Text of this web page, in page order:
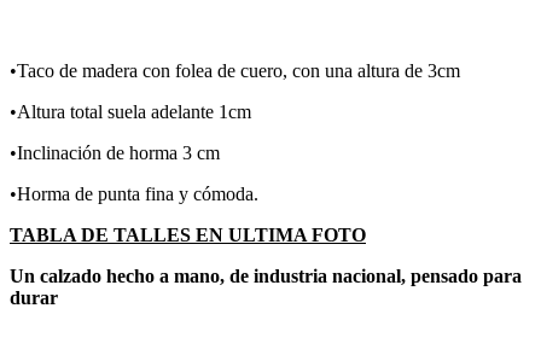
•Taco de madera con folea de cuero, con una altura de 3cm
•Altura total suela adelante 1cm
•Inclinación de horma 3 cm
•Horma de punta fina y cómoda.
TABLA DE TALLES EN ULTIMA FOTO
Un calzado hecho a mano, de industria nacional, pensado para
durar